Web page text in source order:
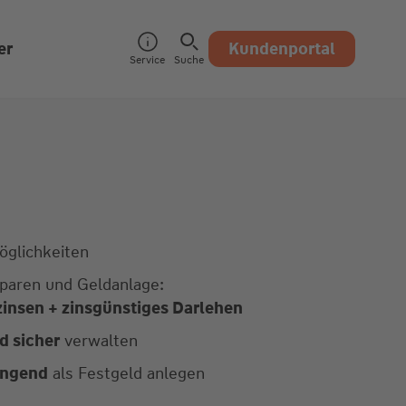
Service Suche Kundenportal
und Geldanlage:
+ zinsgünstiges Darlehen
sicher verwalten
als Festgeld anlegen